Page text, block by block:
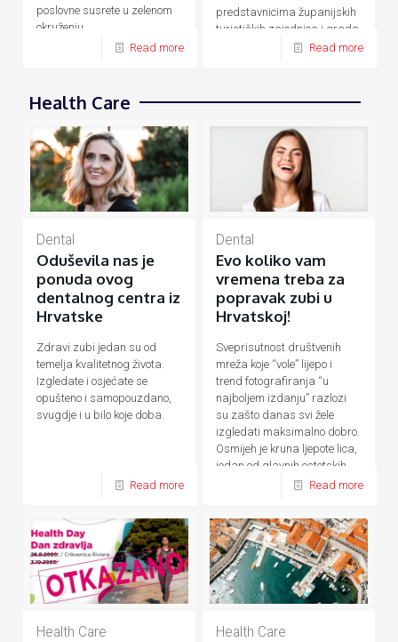
poslovne susrete u zelenom
okruženju.
Read more
predstavnicima županijskih
turističkih zajednica i grada
Read more
Health Care
Dental
Oduševila nas je
ponuda ovog
dentalnog centra iz
Hrvatske
Zdravi zubi jedan su od
temelja kvalitetnog života.
Izgledate i osjećate se
opušteno i samopouzdano,
svugdje i u bilo koje doba.
Read more
Dental
Evo koliko vam
vremena treba za
popravak zubi u
Hrvatskoj!
Sveprisutnost društvenih
mreža koje “vole” lijepo i
trend fotografiranja “u
najboljem izdanju” razlozi
su zašto danas svi žele
izgledati maksimalno dobro.
Osmijeh je kruna ljepote lica,
jedan od glavnih estetskih
Read more
Health Care Health Care